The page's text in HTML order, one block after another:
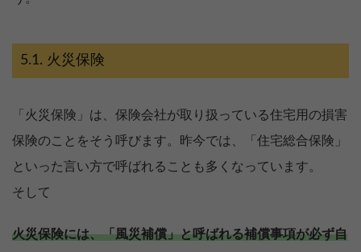
火災保険
「火災保険」は、保険会社が取り扱っている住宅用の損害
保険のことをそう呼びます。昨今では、「住宅総合保険」
といった言い方で呼ばれることも多くなっています。
そして
火災保険には、「風災補償」と呼ばれる補償事項が必ず自